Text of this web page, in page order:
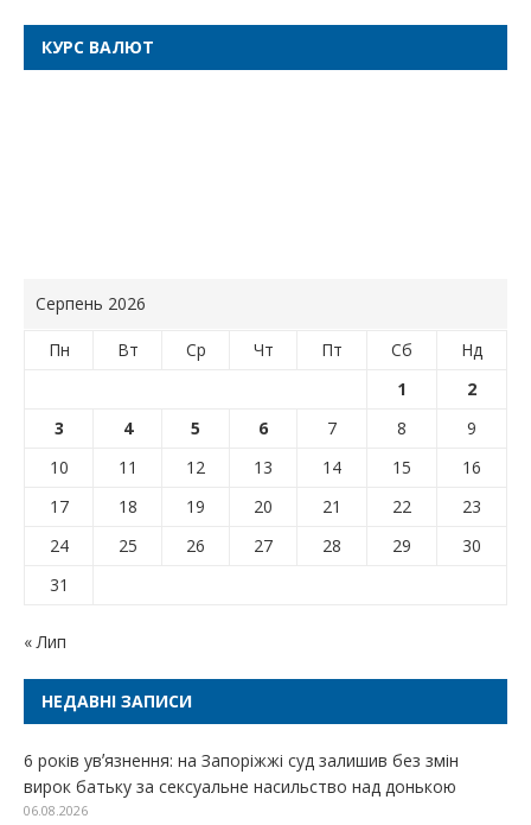
КУРС ВАЛЮТ
Серпень 2026
Пн Вт Ср Чт Пт Сб
Нд
1
2
3
4 5 6 7 8
9
10
11 12 13 14 15
16
17
18 19 20 21 22
23
24
25 26 27 28 29
30
31
« Лип
НЕДАВНІ ЗАПИСИ
6 років увʼязнення: на Запоріжжі суд залишив без змін
вирок батьку за сексуальне насильство над донькою
06.08.2026